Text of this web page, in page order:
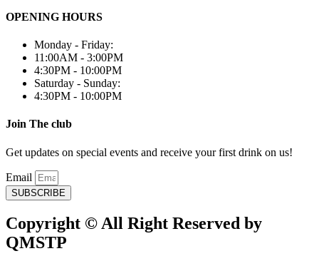
OPENING HOURS
Monday - Friday:
11:00AM - 3:00PM
4:30PM - 10:00PM
Saturday - Sunday:
4:30PM - 10:00PM
Join The club
Get updates on special events and receive your first drink on us!
Email
SUBSCRIBE
Copyright © All Right Reserved by
QMSTP